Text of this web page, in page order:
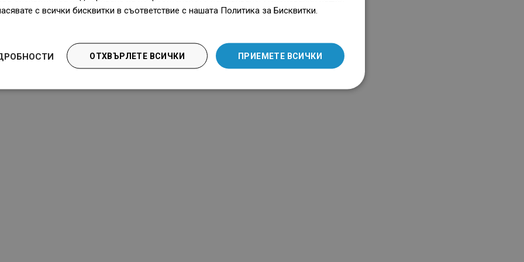
функционалност за дълго време на
LITHUANIAN
ROMANIAN
с всички бисквитки в съответствие с нашата Политика за Бисквитки.
ПРИЕМЕТЕ ВСИЧКИ
ОТХВЪРЛЕТЕ ВСИЧКИ